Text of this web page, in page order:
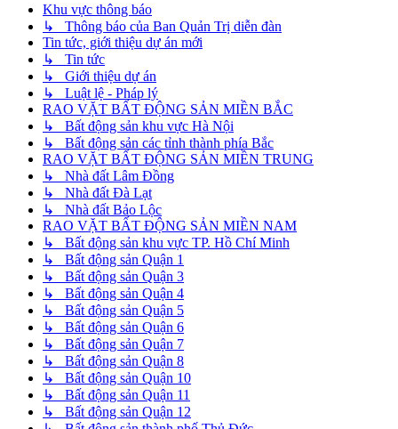
Khu vực thông báo
↳ Thông báo của Ban Quản Trị diễn đàn
Tin tức, giới thiệu dự án mới
↳ Tin tức
↳ Giới thiệu dự án
↳ Luật lệ - Pháp lý
RAO VẶT BẤT ĐỘNG SẢN MIỀN BẮC
↳ Bất động sản khu vực Hà Nội
↳ Bất động sản các tỉnh thành phía Bắc
RAO VẶT BẤT ĐỘNG SẢN MIỀN TRUNG
↳ Nhà đất Lâm Đồng
↳ Nhà đất Đà Lạt
↳ Nhà đất Bảo Lộc
RAO VẶT BẤT ĐỘNG SẢN MIỀN NAM
↳ Bất động sản khu vực TP. Hồ Chí Minh
↳ Bất động sản Quận 1
↳ Bất động sản Quận 3
↳ Bất động sản Quận 4
↳ Bất động sản Quận 5
↳ Bất động sản Quận 6
↳ Bất động sản Quận 7
↳ Bất động sản Quận 8
↳ Bất động sản Quận 10
↳ Bất động sản Quận 11
↳ Bất động sản Quận 12